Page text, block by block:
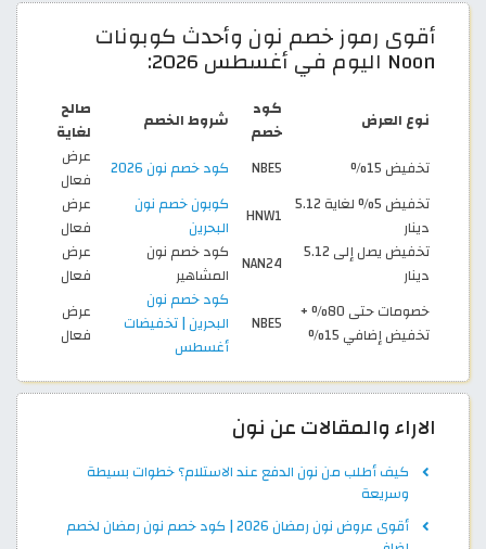
أقوى رموز خصم نون وأحدث كوبونات
Noon اليوم في أغسطس 2026:
نوع العرض
كود
خصم
شروط الخصم
صالح
لغاية
تخفيض 15%
NBE5 كود خصم نون 2026
عرض
فعال
تخفيض 5% لغاية 5.12
دينار
HNW1
كوبون خصم نون
البحرين
عرض
فعال
تخفيض يصل إلى 5.12
دينار
NAN24 كود خصم نون
المشاهير
عرض
فعال
خصومات حتى 80% +
تخفيض إضافي 15%
NBE5
كود خصم نون
البحرين | تخفيضات
أغسطس
عرض
فعال
الاراء والمقالات عن نون
كيف أطلب من نون الدفع عند الاستلام؟ خطوات بسيطة
وسريعة
أقوى عروض نون رمضان 2026 | كود خصم نون رمضان لخصم